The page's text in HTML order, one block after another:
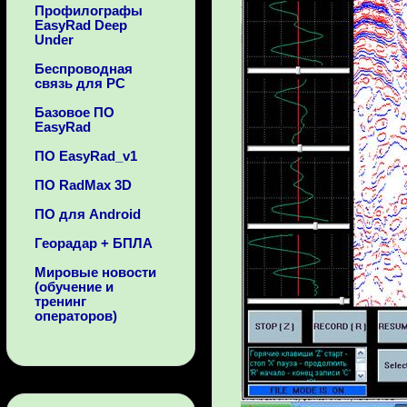
Профилографы
EasyRad Deep
Under
Беспроводная
связь для PC
Базовое ПО
EasyRad
ПО EasyRad_v1
ПО RadMax 3D
ПО для Android
Георадар + БПЛА
Мировые новости
(обучение и
тренинг
операторов)